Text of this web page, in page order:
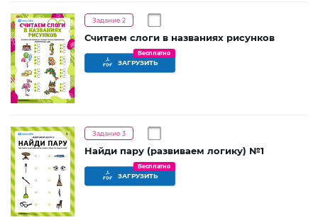
Задание 2
Считаем слоги в названиях рисунков
ЗАГРУЗИТЬ
Бесплатно
Задание 3
Найди пару (развиваем логику) №1
ЗАГРУЗИТЬ
Бесплатно